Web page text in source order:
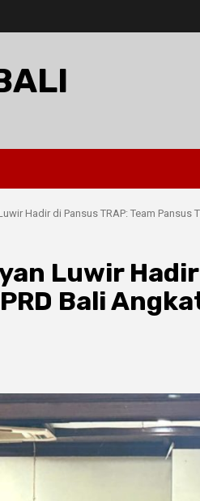
Hadir di Pansus TRAP: Team Pansus
Luwir
Bali